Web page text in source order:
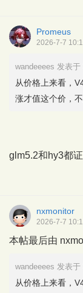
Promeus
2026-7-7
wandeeees 发表于
从价格上来看，
涨才值这个价，
glm5.2和hy3都
nxmonitor
2026-7-7
本帖最后由
wandeeees 发表于
从价格上来看，